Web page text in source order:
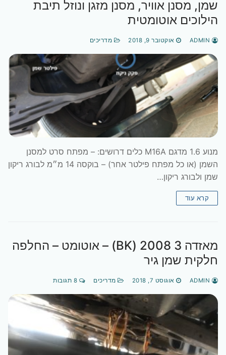
שמן, מסנן אוויר, מסנן מזגן ונוזל תיבת
הילוכים אוטומטית
אוקטובר 9, 2018 מדריכים
מנוע 1.6 מדגם M16A כלים דרושים: – מפתח סרט למסנן
השמן (או כל מפתח פילטר אחר) – בוקסה 14 מ״מ לבורג ריקון
שמן ולבורג ריקון…
קרא עוד
מאזדה 3 2008 (BK) – אוטומט – החלפה
חלקית שמן גיר
אוגוסט 7, 2018 מדריכים